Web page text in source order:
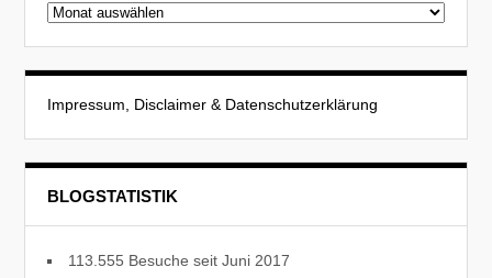
Beitragsarchiv
Impressum, Disclaimer & Datenschutzerklärung
BLOGSTATISTIK
113.555 Besuche seit Juni 2017